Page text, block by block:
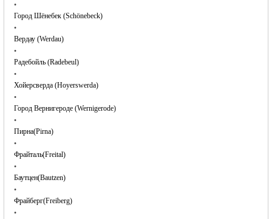
•
Город Шёнебек (Schönebeck)
•
Вердау (Werdau)
•
Радебойль (Radebeul)
•
Хойерсверда (Hoyerswerda)
•
Город Вернигероде (Wernigerode)
•
Пирна(Pirna)
•
Фрайталь(Freital)
•
Баутцен(Bautzen)
•
Фрайберг(Freiberg)
•